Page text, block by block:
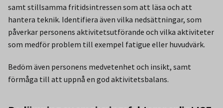
samt stillsamma fritidsintressen som att läsa och att
hantera teknik. Identifiera även vilka nedsättningar, som
påverkar personens aktivitetsutförande och vilka aktiviteter
som medför problem till exempel fatigue eller huvudvärk.
Bedöm även personens medvetenhet och insikt, samt
förmåga till att uppnå en god aktivitetsbalans.